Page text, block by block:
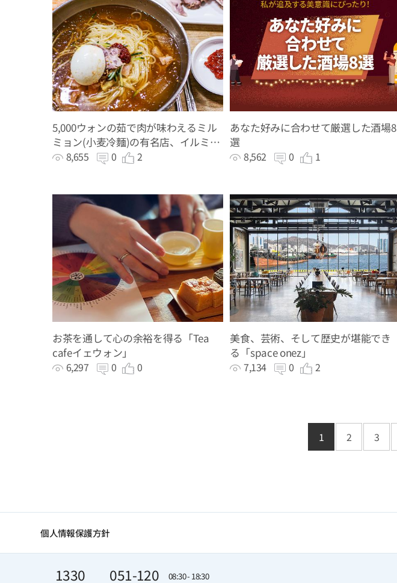
5,000ウォンの茹で肉が味わえるミル
ミョン(小麦冷麵)の有名店、イルミミ
ルミョン
8,655 0 2
あなた好みに合わせて厳選した酒場8
選
8,562 0 1
お茶を通して心の余裕を得る「Tea
cafeイェウォン」
6,297 0 0
美食、芸術、そして歴史が堪能でき
る「space onez」
7,134 0 2
1 2 3
個人情報保護方針
1330 051-120
08:30 - 18:30